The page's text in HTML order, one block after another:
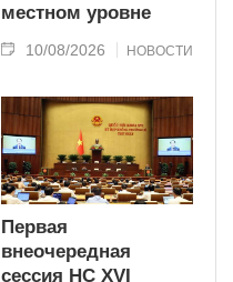
местном уровне
10/08/2026 НОВОСТИ
Первая
внеочередная
сессия НС XVI